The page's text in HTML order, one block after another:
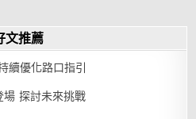
文推薦
續優化路口指引
探討未來挑戰